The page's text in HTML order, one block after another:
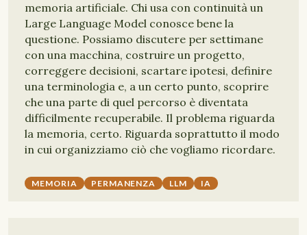
memoria artificiale. Chi usa con continuità un
Large Language Model conosce bene la
questione. Possiamo discutere per settimane
con una macchina, costruire un progetto,
correggere decisioni, scartare ipotesi, definire
una terminologia e, a un certo punto, scoprire
che una parte di quel percorso è diventata
difficilmente recuperabile. Il problema riguarda
la memoria, certo. Riguarda soprattutto il modo
in cui organizziamo ciò che vogliamo ricordare.
MEMORIA PERMANENZA LLM IA